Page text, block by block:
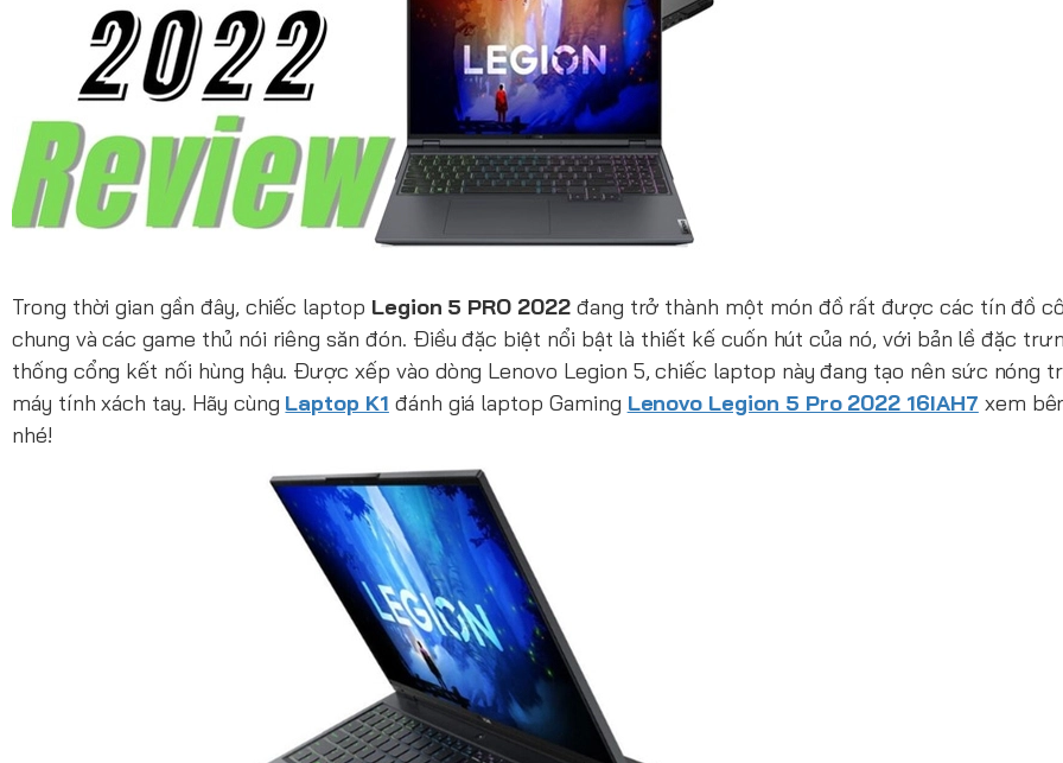
Trong thời gian gần đây, chiếc laptop Legion 5 PRO 2022đang trở thành một món đồ rất được các tín đồ
chung và các game thủ nói riêng săn đón. Điều đặc biệt nổi bật là thiết kế cuốn hút của nó, với bản lề đặc
thống cổng kết nối hùng hậu. Được xếp vào dòng Lenovo Legion 5, chiếc laptop này đang tạo nên sức nóng
máy tính xách tay. Hãy cùng Laptop K1 đánh giá laptop Gaming Lenovo Legion 5 Pro 2022 16IAH7 xem
nhé!